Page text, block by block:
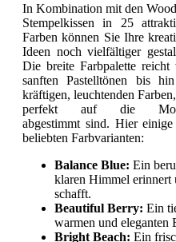
In Kombination mit den
Stempelkissen in 25
Farben können Sie Ihre
Ideen noch vielfältiger
Die breite Farbpalette reicht
sanften Pastelltönen bis
kräftigen, leuchtenden
perfekt auf die
abgestimmt sind. Hier
beliebten Farbvarianten:
Balance Blue: Ein
klaren Himmel erinnert
schafft.
Beautiful Berry: Ein
warmen und eleganten
Bright Beach: Ein